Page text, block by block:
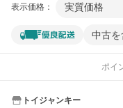
表示価格： 実質価格
中古を
ポイ
トイジャンキー